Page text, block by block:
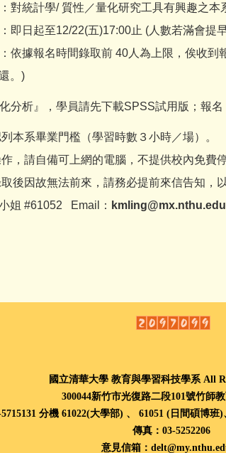
對統計學/ 質性／量化研究工具有興趣之本
即日起至12/22(五)17:00止 (人數若滿會提
依據報名時間錄取前 40人為上限，俟收
。)
分析』，學員請先下載SPSS試用版；報
本系畢業門檻（學習時數３小時／場）。
，請自備可上網的電腦，不提供校內免費停
後因故無法前來，請務必提前來信告知，
姐 #61052 Email：
國立清華大學 教育與學習科技學系 All
300044新竹市光復路二段101號竹師
分機 61022(大學部) 、
61051 ( 日間碩博班)
傳真：03-5252206
意見信箱：